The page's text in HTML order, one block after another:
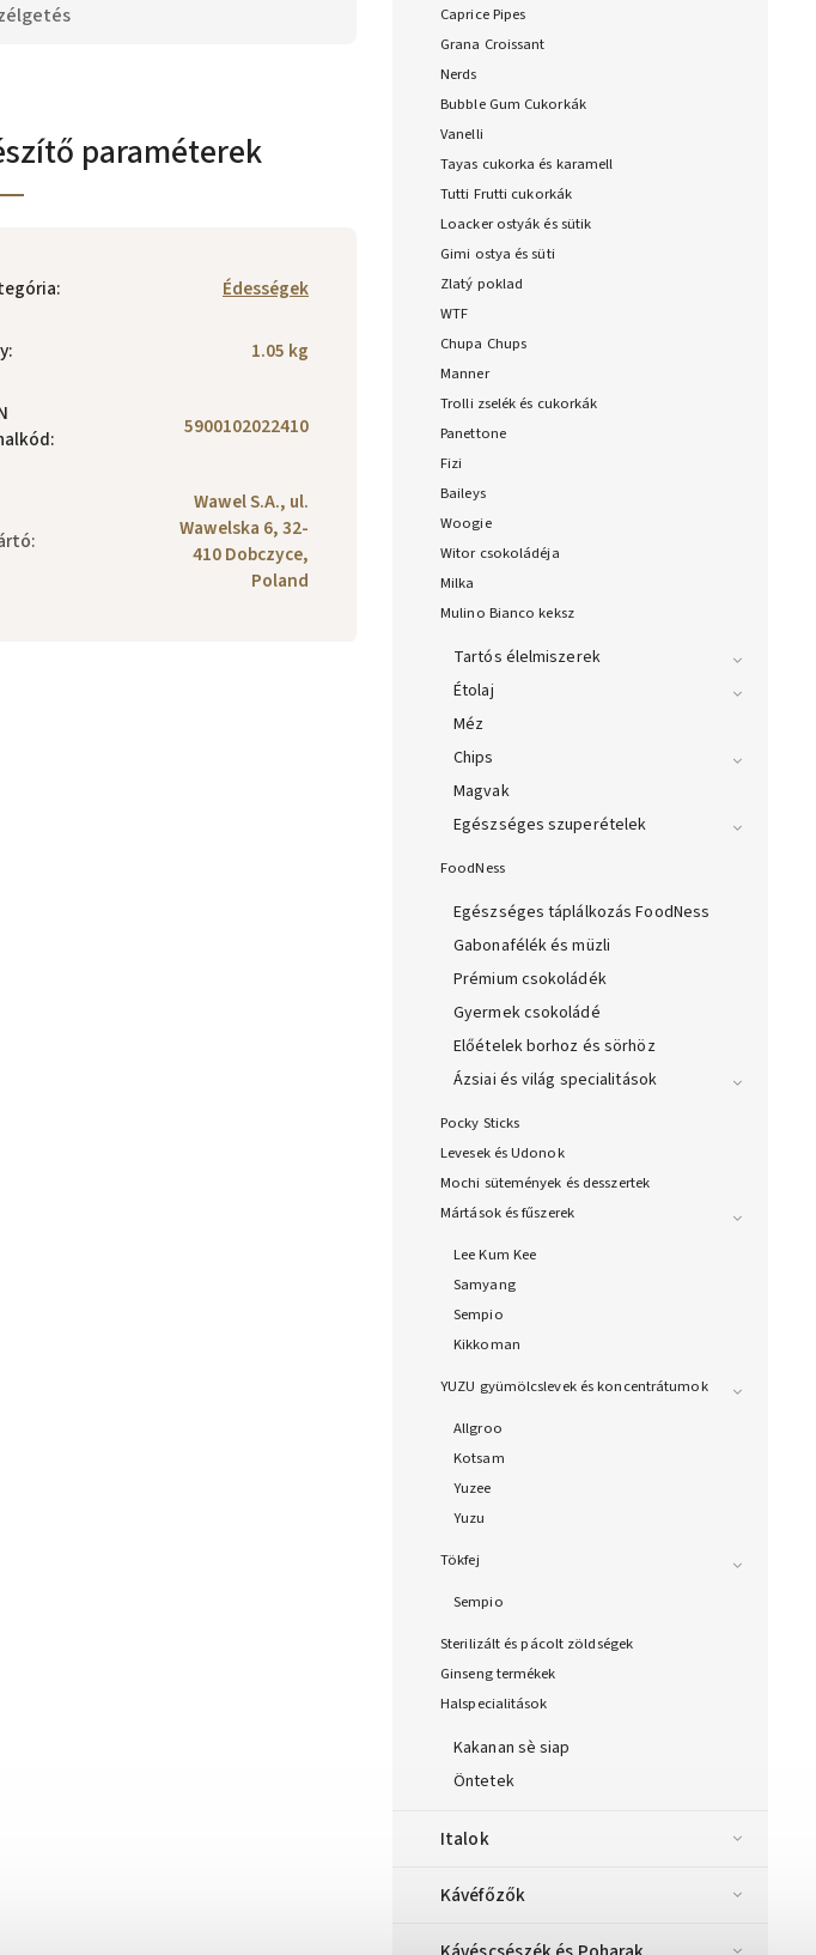
Caprice Pipes
Grana Croissant
Nerds
Bubble Gum Cukorkák
Vanelli
Tayas cukorka és karamell
Tutti Frutti cukorkák
Loacker ostyák és sütik
Gimi ostya és süti
Zlatý poklad
WTF
Chupa Chups
Manner
Trolli zselék és cukorkák
Panettone
Fizi
Baileys
Woogie
Witor csokoládéja
Milka
Mulino Bianco keksz
Tartós élelmiszerek
Étolaj
Méz
Chips
Magvak
Egészséges szuperételek
FoodNess
Egészséges táplálkozás FoodNess
Gabonafélék és müzli
Prémium csokoládék
Gyermek csokoládé
Előételek borhoz és sörhöz
Ázsiai és világ specialitások
Pocky Sticks
Levesek és Udonok
Mochi sütemények és desszertek
Mártások és fűszerek
Lee Kum Kee
Samyang
Sempio
Kikkoman
YUZU gyümölcslevek és koncentrátumok
Allgroo
Kotsam
Yuzee
Yuzu
Tökfej
Sempio
Sterilizált és pácolt zöldségek
Ginseng termékek
Halspecialitások
Kakanan sè siap
Öntetek
Italok
Kávéfőzők
paraméterek
: Édességek
: 1.05 kg
: 5900102022410
:
Wawel S.A., ul.
Wawelska 6, 32-
410 Dobczyce,
Poland